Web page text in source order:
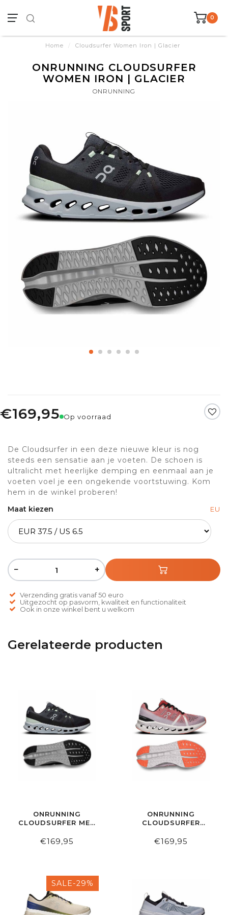
0
Home / Cloudsurfer Women Iron | Glacier
ONRUNNING CLOUDSURFER
WOMEN IRON | GLACIER
ONRUNNING
€169,95 Op voorraad
De Cloudsurfer in een deze nieuwe kleur is nog
steeds een sensatie aan je voeten. De schoen is
ultralicht met heerlijke demping en eenmaal aan je
voeten voel je een ongekende voortstuwing. Kom
hem in de winkel proberen!
Maat kiezen
EU
− +
Verzending gratis vanaf 50 euro
Uitgezocht op pasvorm, kwaliteit en functionaliteit
Ook in onze winkel bent u welkom
Gerelateerde producten
ONRUNNING
CLOUDSURFER MEN
€169,95
ONRUNNING
CLOUDSURFER
FROST
€169,95
SALE-29%